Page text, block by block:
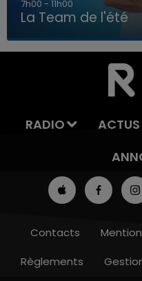
LA TEAM DE
7h00 - 11h00
La Team de l'été
RADIO ACTUS
Contacts
Règlements